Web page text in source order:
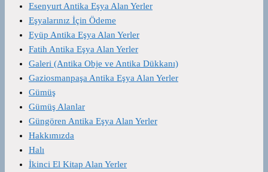
Esenyurt Antika Eşya Alan Yerler
Eşyalarınız İçin Ödeme
Eyüp Antika Eşya Alan Yerler
Fatih Antika Eşya Alan Yerler
Galeri (Antika Obje ve Antika Dükkanı)
Gaziosmanpaşa Antika Eşya Alan Yerler
Gümüş
Gümüş Alanlar
Güngören Antika Eşya Alan Yerler
Hakkımızda
Halı
İkinci El Kitap Alan Yerler